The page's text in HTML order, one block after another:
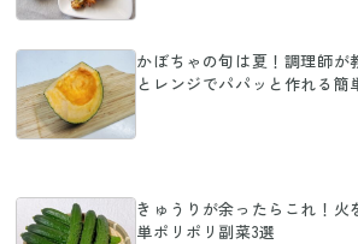
かぼちゃの旬は夏！調理師が
とレンジでパパッと作れる簡
きゅうりが余ったらこれ！火
単ポリポリ副菜3選